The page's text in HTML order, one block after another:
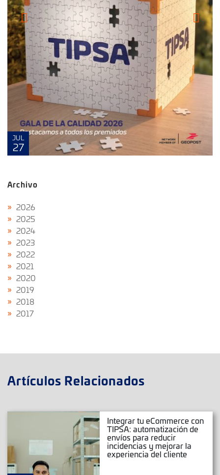
JUL
27
Archivo
2026
2025
2024
2023
2022
2021
2020
2019
2018
2017
Artículos Relacionados
Integrar tu eCommerce con
TIPSA: automatización de
envíos para reducir
incidencias y mejorar la
experiencia del cliente